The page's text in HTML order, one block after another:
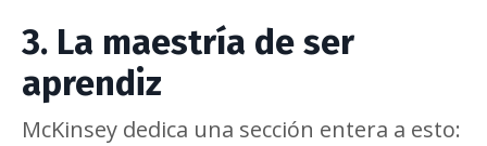
3. La maestría de ser
aprendiz
McKinsey dedica una sección entera a esto: